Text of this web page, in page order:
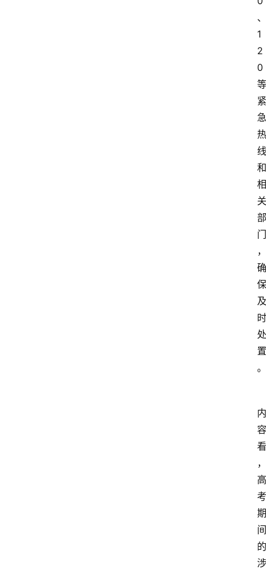
、
1
2
0
等
紧
急
热
线
和
相
关
部
门
，
确
保
及
时
处
置
。
内
容
看
，
高
考
期
间
的
涉